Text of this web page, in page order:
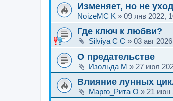
Изменяет, но не
NoizeMC K » 09 янв 2022,
Где ключ к любви?
Silviya C C » 03 авг
О предательстве
Изольда M » 27 июл
Влияние лунных
Марго_Рита O » 21 июн